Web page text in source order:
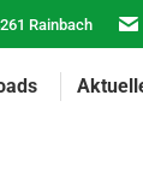
Rainbach